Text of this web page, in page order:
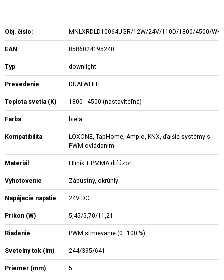
Obj. čislo: MNLXRDLD10064UGR/12W/24V/110D/1800/4500/WH
EAN: 8586024195240
Typ downlight
Prevedenie DUALWHITE
Teplota svetla (K) 1800 - 4500 (nastaviteľná)
Farba biela
Kompatibilita
LOXONE, TapHome, Ampio, KNX, ďalšie systémy s
PWM ovládaním
Materiál Hliník + PMMA difúzor
Vyhotovenie Zápustný, okrúhly
Napájacie napätie 24V DC
Príkon (W) 5,45/5,70/11,21
Riadenie PWM stmievanie (0–100 %)
Svetelný tok (lm) 244/395/641
Priemer (mm) 5